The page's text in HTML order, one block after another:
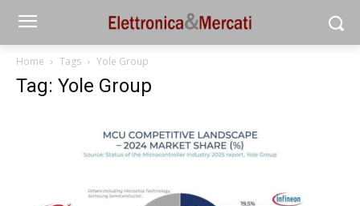
Home Tags Yole Group
Tag: Yole Group